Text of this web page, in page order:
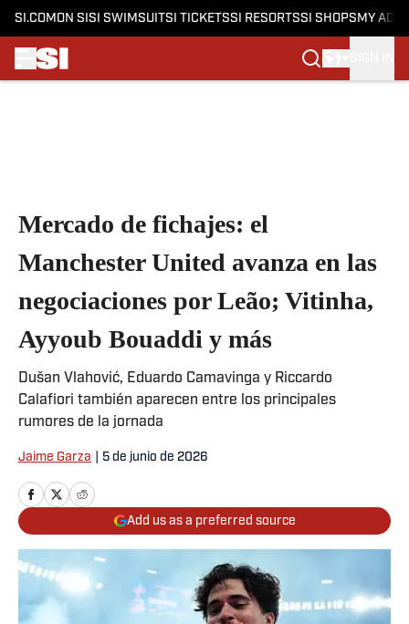
SI.COM ON SI SI SWIMSUITSI TICKETSSI RESORTSSI SHOPS MY
Mercado de fichajes: el
Manchester United avanza en las
negociaciones por Leão; Vitinha,
Ayyoub Bouaddi y más
Dušan Vlahović, Eduardo Camavinga y Riccardo
Calafiori también aparecen entre los principales
rumores de la jornada
Jaime Garza 5 de junio de 2026
Add us as a preferred source